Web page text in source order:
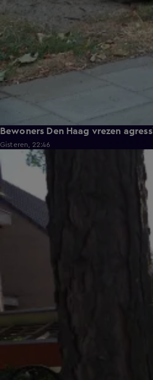
Bewoners Den Haag vrezen
Gisteren, 22:46